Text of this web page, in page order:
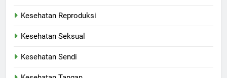
Kesehatan Reproduksi
Kesehatan Seksual
Kesehatan Sendi